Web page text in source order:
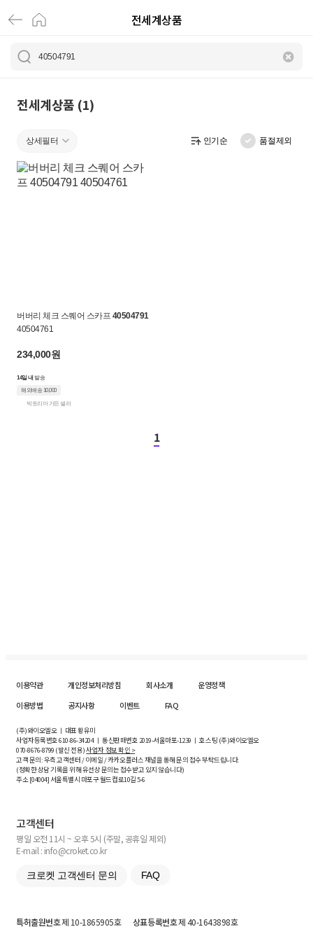
4
상
품
전세계상품
전세계상품 (1)
상세필터 인기순 품절제외
버버리 체크 스퀘어 스카프 40504791
40504761
234,000원
14일 내 발송
해외배송 10,000
빅토리아 가든 셀러
1
이용약관 개인정보처리방침 회사소개
운영정책
이용방법
공지사항 이벤트 FAQ
(주)와이오엘오 ㅣ 대표 황유미
사업자등록번호610-86-34204ㅣ 통신판매번호 2019-서울마포-1239 ㅣ 호스팅 (주)와이오엘오
070-8676-8799 (발신 전용)사업자 정보 확인 >
고객 문의: 우측 고객센터 / 이메일 / 카카오플러스 채널을 통해 문의 접수 부탁드립니다.
(정확한 상담 기록을 위해 유선상 문의는 접수받고 있지 않습니다)
주소 [04004] 서울특별시 마포구 월드컵로10길5-6
고객센터
평일 오전 11시 ~ 오후 5시 (주말, 공휴일 제외)
E-mail : info@croket.co.kr
크로켓 고객센터 문의 FAQ
특허출원번호제 10-1865905호 상표등록번호제 40-1643898호